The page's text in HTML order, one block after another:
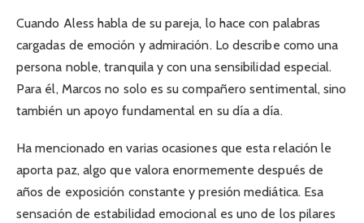
Cuando Aless habla de su pareja, lo hace con palabras
cargadas de emoción y admiración. Lo describe como una
persona noble, tranquila y con una sensibilidad especial.
Para él, Marcos no solo es su compañero sentimental, sino
también un apoyo fundamental en su día a día.
Ha mencionado en varias ocasiones que esta relación le
aporta paz, algo que valora enormemente después de
años de exposición constante y presión mediática. Esa
sensación de estabilidad emocional es uno de los pilares